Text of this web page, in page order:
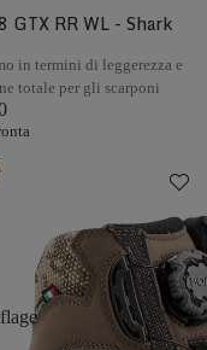
GTX RR WL - Shark
in termini di leggerezza e
totale per gli scarponi